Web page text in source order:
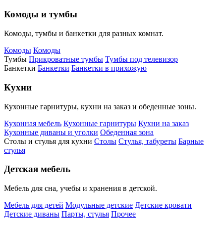
Комоды и тумбы
Комоды, тумбы и банкетки для разных комнат.
Комоды Комоды
Тумбы Прикроватные тумбы Тумбы под телевизор
Банкетки Банкетки Банкетки в прихожую
Кухни
Кухонные гарнитуры, кухни на заказ и обеденные зоны.
Кухонная мебель Кухонные гарнитуры Кухни на заказ
Кухонные диваны и уголки Обеденная зона
Столы и стулья для кухни Столы Стулья, табуреты Барные
стулья
Детская мебель
Мебель для сна, учебы и хранения в детской.
Мебель для детей Модульные детские Детские кровати
Детские диваны Парты, стулья Прочее